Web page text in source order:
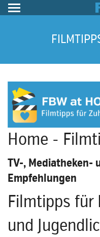
Home -
TV-, Mediatheken-
Empfehlungen
Filmtipps für
und